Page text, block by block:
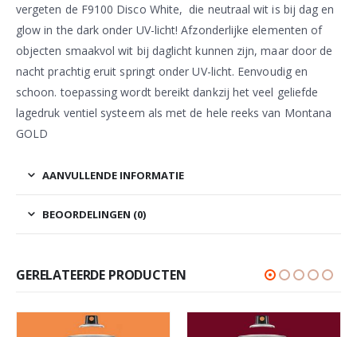
vergeten de F9100 Disco White, die neutraal wit is bij dag en
glow in the dark onder UV-licht! Afzonderlijke elementen of
objecten smaakvol wit bij daglicht kunnen zijn, maar door de
nacht prachtig eruit springt onder UV-licht. Eenvoudig en
schoon. toepassing wordt bereikt dankzij het veel geliefde
lagedruk ventiel systeem als met de hele reeks van Montana
GOLD
AANVULLENDE INFORMATIE
BEOORDELINGEN (0)
GERELATEERDE PRODUCTEN